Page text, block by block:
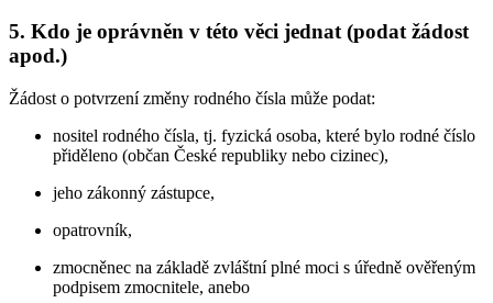
5. Kdo je oprávněn v této věci jednat (podat žádost
apod.)
Žádost o potvrzení změny rodného čísla může podat:
nositel rodného čísla, tj. fyzická osoba, které bylo rodné číslo
přiděleno (občan České republiky nebo cizinec),
jeho zákonný zástupce,
opatrovník,
zmocněnec na základě zvláštní plné moci s úředně ověřeným
podpisem zmocnitele, anebo